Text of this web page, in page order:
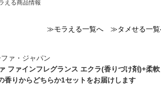
える商品情報
≫モラえる一覧へ ≫タメせる一覧
ァ・ジャパン
ファインフレグランス エクラ(香りづけ剤)+柔軟
りからどちらか1セットをお届けします